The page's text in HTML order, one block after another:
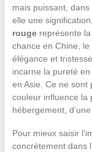
mais puissant,
elle une
rougereprésente la
chance en Chine,
élégance et
incarne la pureté
en Asie. Ce ne sont
couleur influence la
hébergement,
Pour mieux saisir
concrètement dans